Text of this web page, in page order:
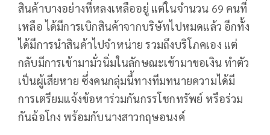
สินค้าบางอย่างที่หลงเหลืออยู่ แต่ในจำนวน 69 คนที่
เหลือ ได้มีการเบิกสินค้าจากบริษัทไปหมดแล้ว อีกทั้ง
ได้มีการนำสินค้าไปจำหน่าย รวมถึงบริโภคเอง แต่
กลับมีการเข้ามามั่วนิ่มในลักษณะเข้ามาขอเงิน ทำตัว
เป็นผู้เสียหาย ซึ่งคนกลุ่มนี้ทางทีมทนายความได้มี
การเตรียมแจ้งข้อหาร่วมกันกรรโชกทรัพย์ หรือร่วม
กันฉ้อโกง พร้อมกับนางสาวกฤษอนงค์